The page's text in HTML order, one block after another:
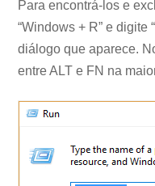
Para encontrá-los e
“Windows + R” e digite
diálogo que aparece.
entre ALT e FN na